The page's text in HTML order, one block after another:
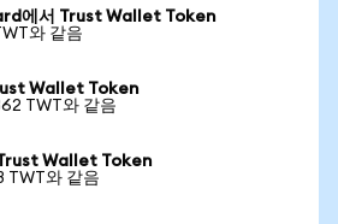
에서 Trust Wallet Token
와 같음
Wallet Token
TWT와 같음
Wallet Token
TWT와 같음